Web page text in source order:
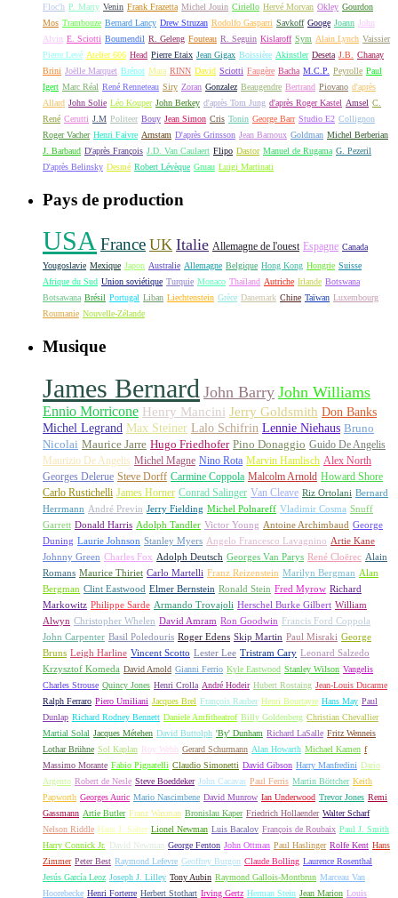
Floc'h P. Marty Venin Frank Frazetta Michel Jouin Ciriello Hervé Morvan Okley Gourdon
Mos Trambouze Bernard Lancy Drew Struzan Rodolfo Gasparri Savkoff Googe Joann John
Alvin E. Sciotti Boumendil R. Geleng Fouteau R. Seguin Kislaroff Sym Alain Lynch Vaissier
Pierre Levé Atelier 606 Head Pierre Etaix Jean Gigax Boissière Akinstler Deseta J.B.
Chanay
Brini Joëlle Marquet Brénot Mara RINN David Sciotti Faugère Bacha M.C.P. Peyrolle Paul
Igert Marc Réal René Renneteau Siry Zoran Gonzalez Beaugendre Bertrand Piovano d'après
Allard John Solie Léo Kouper John Berkey d'après Tom Jung d'après Roger Kastel Amsel C.
René Cerutti J.M Politeer Bouy Jean Simon Cris Tonin George Barr Studio E2 Collignon
Roger Vacher Henri Faivre Arnstam D'après Grinsson Jean Barnoux Goldman Michel Berberian
J. Barbaud D'après François J.D. Van Caulaert Flipo Dastor Manuel de Rugama G. Pezeril
D'après Belinsky Desmé Robert Lévèque Gruau Luigi Martinati
Pays de production
USA France UK Italie Allemagne de l'ouest Espagne Canada
Yougoslavie Mexique Japon Australie Allemagne Belgique Hong Kong Hongrie Suisse
Afrique du Sud Union soviétique Turquie Monaco Thaïland Autriche Irlande Botswana
Botsawana Brésil Portugal Liban Liechtenstein Grèce Danemark Chine Taïwan Luxembourg
Roumanie Nouvelle-Zélande
Musique
James Bernard John Barry John Williams
Ennio Morricone Henry Mancini Jerry Goldsmith Don Banks
Michel Legrand Max Steiner Lalo Schifrin Lennie Niehaus Bruno
Nicolai Maurice Jarre Hugo Friedhofer Pino Donaggio Guido De Angelis
Maurizio De Angelis Michel Magne Nino Rota Marvin Hamlisch Alex North
Georges Delerue Steve Dorff Carmine Coppola Malcolm Arnold Howard Shore
Carlo Rustichelli James Horner Conrad Salinger Van Cleave Riz Ortolani Bernard
Herrmann André Previn Jerry Fielding Michel Polnareff Vladimir Cosma Snuff
Garrett Donald Harris Adolph Tandler Victor Young Antoine Archimbaud George
Duning Laurie Johnson Stanley Myers Angelo Francesco Lavagnino Artie Kane
Johnny Green Charles Fox Adolph Deutsch Georges Van Parys René Cloërec Alain
Romans Maurice Thiriet Carlo Martelli Franz Reizenstein Marilyn Bergman Alan
Bergman Clint Eastwood Elmer Bernstein Ronald Stein Fred Myrow Richard
Markowitz Philippe Sarde Armando Trovajoli Herschel Burke Gilbert William
Alwyn Christopher Whelen David Amram Ron Goodwin
Francis Ford Coppola
John Carpenter Basil Poledouris Roger Edens Skip Martin Paul Misraki George
Bruns Leigh Harline Vincent Scotto Lester Lee Tristram Cary Leonard Salzedo
Krzysztof Komeda David Arnold Gianni Ferrio Kyle Eastwood Stanley Wilson Vangelis
Charles Strouse Quincy Jones Henri Crolla André Hodeir Hubert Rostaing Jean-Louis Ducarme
Ralph Ferraro Piero Umiliani Jacques Brel François Rauber Henri Bourtayre Hans May Paul
Dunlap Richard Rodney Bennett Daniele Amfitheatrof Billy Goldenberg Christian Chevallier
Martial Solal Jacques Métehen David Buttolph 'By' Dunham Richard LaSalle Fritz Wenneis
Lothar Brühne Sol Kaplan Roy Webb Gerard Schurmann Alan Howarth Michael Kamen f
Massimo Morante Fabio Pignatelli Claudio Simonetti David Gibson Harry Manfredini Dario
Argento Robert de Nesle Steve Boeddeker John Cacavas Paul Ferris Martin Böttcher Keith
Papworth Georges Auric Mario Nascimbene David Munrow Ian Underwood Trevor Jones Remi
Gassmann Artie Butler Franz Waxman Bronislau Kaper Friedrich Hollaender Walter Scharf
Nelson Riddle Hans J. Salter Lionel Newman Luis Bacalov François de Roubaix Paul J. Smith
Harry Connick Jr. David Newman George Fenton John Ottman Paul Haslinger Rolfe Kent Hans
Zimmer Peter Best Raymond Lefevre Geoffrey Burgon Claude Bolling Laurence Rosenthal
Jesús García Leoz Joseph J. Lilley Tony Aubin Raymond Gallois-Montbrun Marceau Van
Hoorebecke Henri Forterre Herbert Stothart Irving Gertz Herman Stein Jean Marion Louis